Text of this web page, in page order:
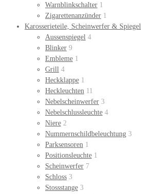
Warnblinkschalter 1
Zigarettenanzünder 1
Karosserieteile, Scheinwerfer & Spiegel
Aussenspiegel 4
Blinker 9
Embleme 1
Grill 4
Heckklappe 1
Heckleuchten 11
Nebelscheinwerfer 3
Nebelschlussleuchte 4
Niere 2
Nummernschildbeleuchtung 3
Parksensoren 1
Positionsleuchte 1
Scheinwerfer 7
Schloss 3
Stossstange 3